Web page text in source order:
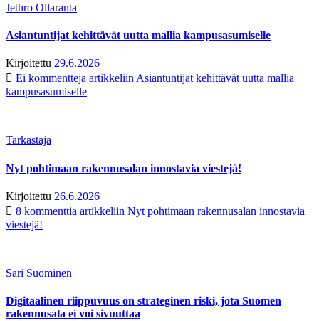
Jethro Ollaranta
Asiantuntijat kehittävät uutta mallia kampusasumiselle
Kirjoitettu 29.6.2026
Ei kommentteja artikkeliin Asiantuntijat kehittävät uutta mallia
kampusasumiselle
Tarkastaja
Nyt pohtimaan rakennusalan innostavia viestejä!
Kirjoitettu 26.6.2026
8 kommenttia artikkeliin Nyt pohtimaan rakennusalan innostavia
viestejä!
Sari Suominen
Digitaalinen riippuvuus on strateginen riski, jota Suomen
rakennusala ei voi sivuuttaa